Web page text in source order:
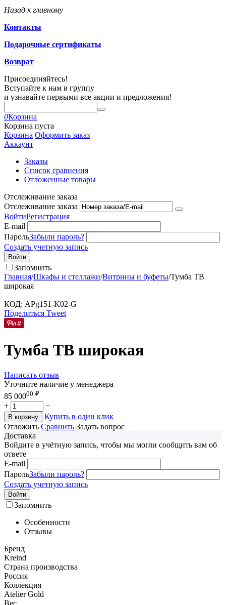
Назад к главному
Контакты
Подарочные сертификаты
Возврат
Присоединяйтесь!
Вступайте к нам в группу
и узнавайте первыми все акции и предложения!
0Корзина
Корзина пуста
Корзина Оформить заказ
Аккаунт
Заказы
Список сравнения
Отложенные товары
Отслеживание заказа
Отслеживание заказа
ВойтиРегистрация
E-mail
ПарольЗабыли пароль?
Создать учетную запись
Войти
Запомнить
Главная/Шкафы и стеллажи/Витрины и буфеты/Тумба ТВ
широкая
КОД: APg151-K02-G
Поделиться Tweet
Тумба ТВ широкая
Написать отзыв
Уточните наличие у менеджера
85 00000 ₽
+ −
В корзину
Купить в один клик
Отложить Сравнить Задать вопрос
Доставка
Войдите в учётную запись, чтобы мы могли сообщить вам об
ответе
E-mail
ПарольЗабыли пароль?
Создать учетную запись
Войти
Запомнить
Особенности
Отзывы
Бренд
Kreind
Страна производства
Россия
Коллекция
Atelier Gold